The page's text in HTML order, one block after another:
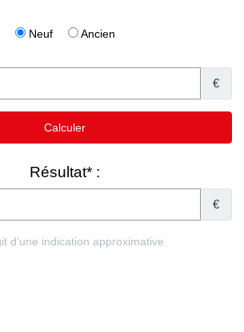
Neuf
Ancien
€
Résultat* :
€
d'une indication approximative